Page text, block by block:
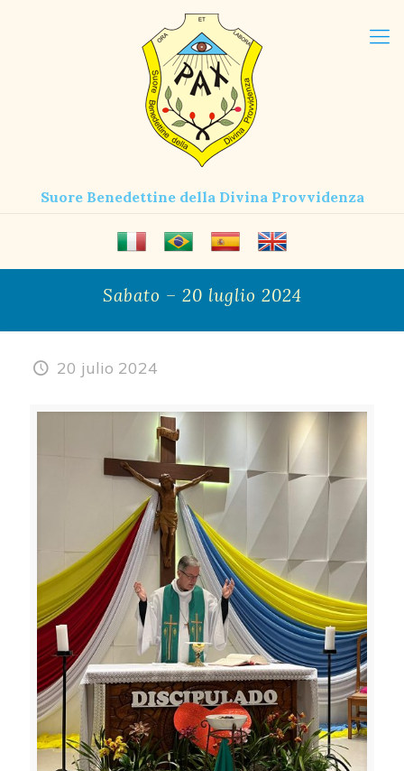
Suore Benedettine della Divina Provvidenza
Sabato – 20 luglio 2024
20 julio 2024